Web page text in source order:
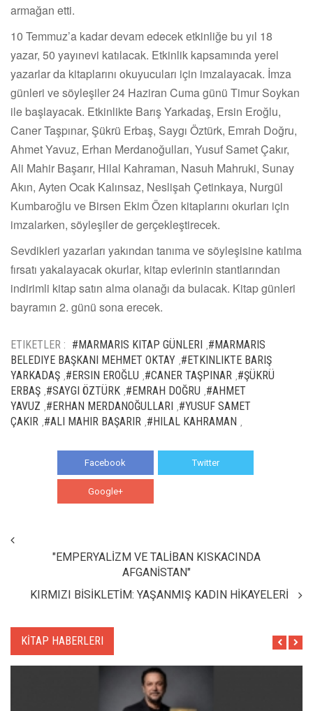
armağan etti.
10 Temmuz’a kadar devam edecek etkinliğe bu yıl 18
yazar, 50 yayınevi katılacak. Etkinlik kapsamında yerel
yazarlar da kitaplarını okuyucuları için imzalayacak. İmza
günleri ve söyleşiler 24 Haziran Cuma günü Timur Soykan
ile başlayacak. Etkinlikte Barış Yarkadaş, Ersin Eroğlu,
Caner Taşpınar, Şükrü Erbaş, Saygı Öztürk, Emrah Doğru,
Ahmet Yavuz, Erhan Merdanoğulları, Yusuf Samet Çakır,
Ali Mahir Başarır, Hilal Kahraman, Nasuh Mahruki, Sunay
Akın, Ayten Ocak Kalınsaz, Neslişah Çetinkaya, Nurgül
Kumbaroğlu ve Birsen Ekim Özen kitaplarını okurları için
imzalarken, söyleşiler de gerçekleştirecek.
Sevdikleri yazarları yakından tanıma ve söyleşisine katılma
fırsatı yakalayacak okurlar, kitap evlerinin stantlarından
indirimli kitap satın alma olanağı da bulacak. Kitap günleri
bayramın 2. günü sona erecek.
ETIKETLER : #MARMARIS KITAP GÜNLERI #MARMARIS
BELEDIYE BAŞKANI MEHMET OKTAY #ETKINLIKTE BARIŞ
YARKADAŞ #ERSIN EROĞLU #CANER TAŞPINAR #ŞÜKRÜ
ERBAŞ #SAYGI ÖZTÜRK #EMRAH DOĞRU #AHMET
YAVUZ #ERHAN MERDANOĞULLARI #YUSUF SAMET
ÇAKIR #ALI MAHIR BAŞARIR #HILAL KAHRAMAN
Facebook Twitter
Google+
"EMPERYALİZM VE TALİBAN KISKACINDA
AFGANİSTAN"
KIRMIZI BİSİKLETİM: YAŞANMIŞ KADIN HİKAYELERİ
KİTAP HABERLERI